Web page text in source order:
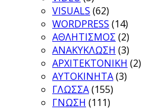
VISUALS (62)
WORDPRESS (14)
ΑΘΛΗΤΙΣΜΟΣ (2)
ΑΝΑΚΥΚΛΩΣΗ (3)
ΑΡΧΙΤΕΚΤΟΝΙΚΗ (2)
ΑΥΤΟΚΙΝΗΤΑ(3)
ΓΛΩΣΣΑ(155)
ΓΝΩΣΗ (111)